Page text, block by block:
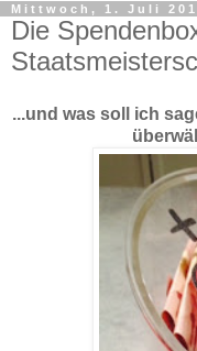
Mittwoch, 1. Juli
Die
...und was soll ich